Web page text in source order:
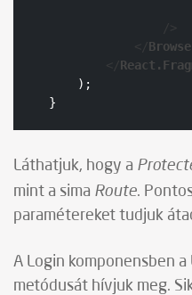
    );
}
Láthatjuk, hogy a
mint a sima Route.
paramétereket tudjuk
A Login komponensben
metódusát hívjuk meg.